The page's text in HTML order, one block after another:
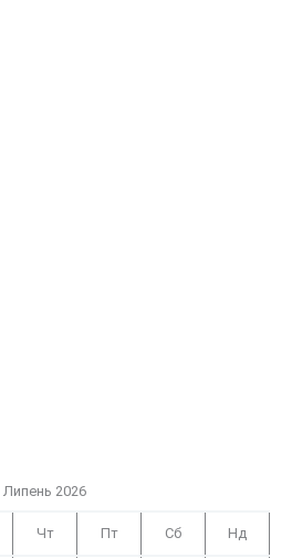
Липень 2026
Чт Пт Сб Нд